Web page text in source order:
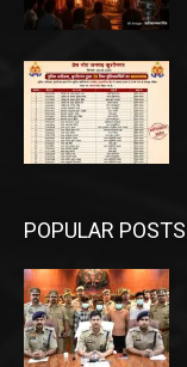
POPULAR POSTS